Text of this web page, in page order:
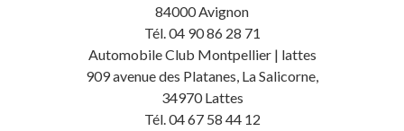
84000 Avignon
Tél. 04 90 86 28 71
Automobile Club Montpellier | lattes
909 avenue des Platanes, La Salicorne,
34970 Lattes
Tél. 04 67 58 44 12